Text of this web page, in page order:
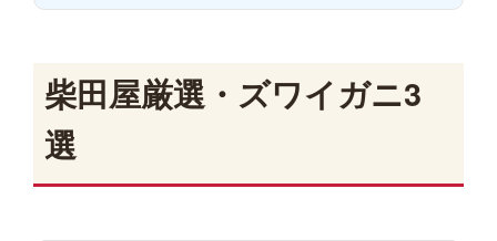
柴田屋厳選・ズワイガニ3
選